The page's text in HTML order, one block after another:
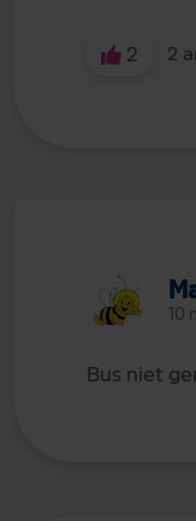
2 2
10
Bus niet